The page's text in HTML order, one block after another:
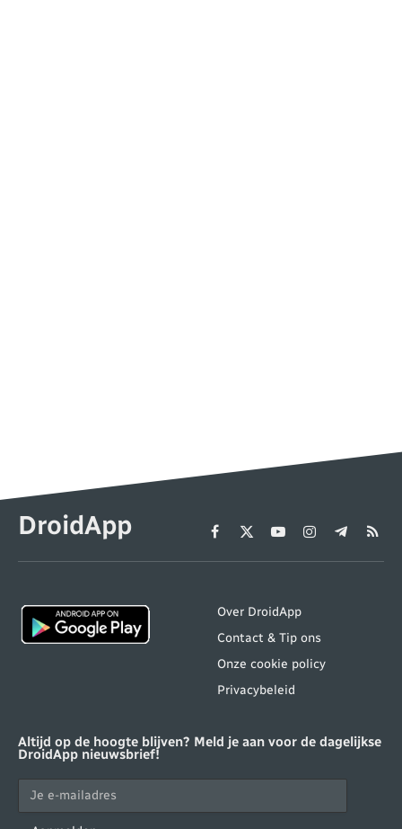
DroidApp Facebook
X
(Twitter)
YouTubeInstagram
Telegram
RSS
Over DroidApp
Contact & Tip ons
Onze cookie policy
Privacybeleid
Altijd op de hoogte blijven? Meld je aan voor de dagelijkse
DroidApp nieuwsbrief!